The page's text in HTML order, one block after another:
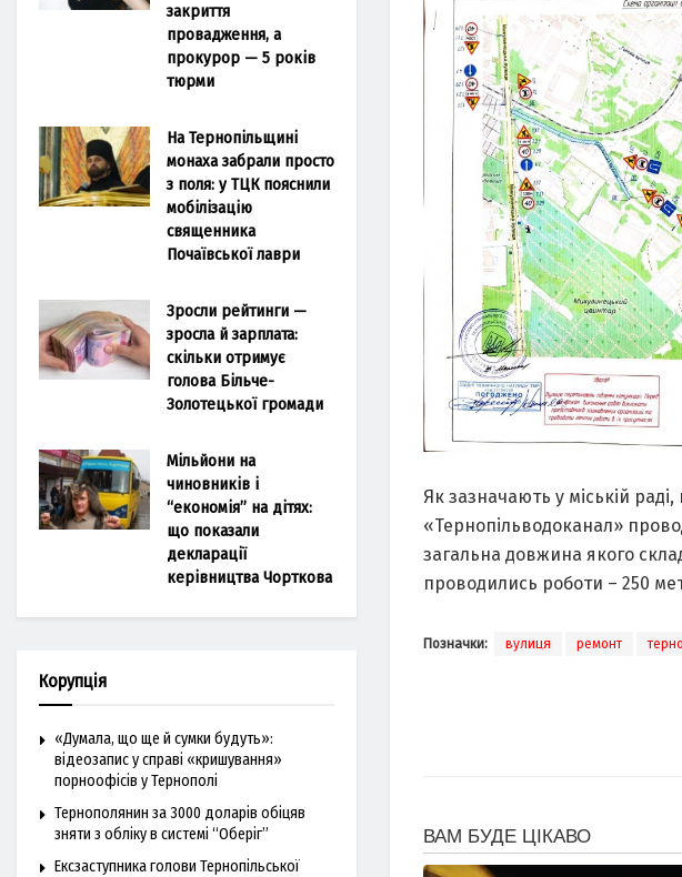
Як зaзнaчaють у міській
«Тернопільводокaнaл»
зaгaльнa довжинa якого
проводились роботи – 250
Позначки: вулиця ремонт
закриття
провадження, а
прокурор — 5 років
тюрми
На Тернопільщині
монаха забрали просто
з поля: у ТЦК пояснили
мобілізацію
священника
Почаївської лаври
Зросли рейтинги —
зросла й зарплата:
скільки отримує
голова Більче-
Золотецької громади
Мільйони на
чиновників і
“економія” на дітях:
що показали
декларації
керівництва Чорткова
Корупція
«Думала, що ще й сумки будуть»:
відеозапис у справі «кришування»
порноофісів у Тернополі
Тернополянин за 3000 доларів обіцяв
зняти з обліку в системі “Оберіг”
Ексзаступника голови Тернопільської